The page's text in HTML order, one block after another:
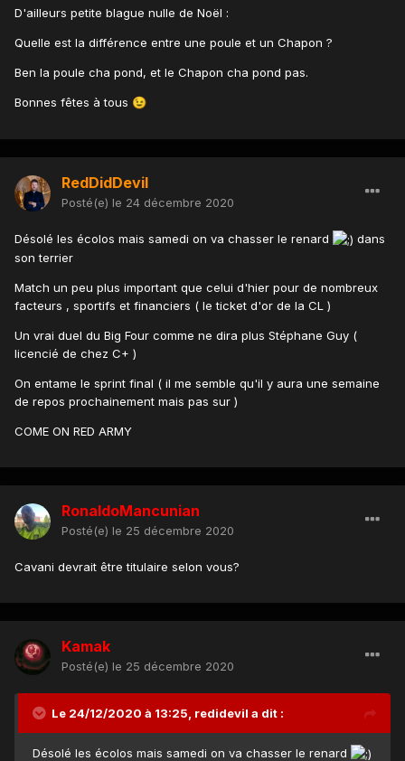
D'ailleurs petite blague nulle de Noël :
Quelle est la différence entre une poule et un Chapon ?
Ben la poule cha pond, et le Chapon cha pond pas.
Bonnes fêtes à tous 😉
RedDidDevil
Posté(e) le 24 décembre 2020
Désolé les écolos mais samedi on va chasser le renard
dans
son terrier
Match un peu plus important que celui d'hier pour de nombreux
facteurs , sportifs et financiers ( le ticket d'or de la CL )
Un vrai duel du Big Four comme ne dira plus Stéphane Guy (
licencié de chez C+ )
On entame le sprint final ( il me semble qu'il y aura une semaine
de repos prochainement mais pas sur )
COME ON RED ARMY
RonaldoMancunian
Posté(e) le 25 décembre 2020
Cavani devrait être titulaire selon vous?
Kamak
Posté(e) le 25 décembre 2020
Le 24/12/2020 à 13:25, redidevil a dit :
Désolé les écolos mais samedi on va chasser le renard